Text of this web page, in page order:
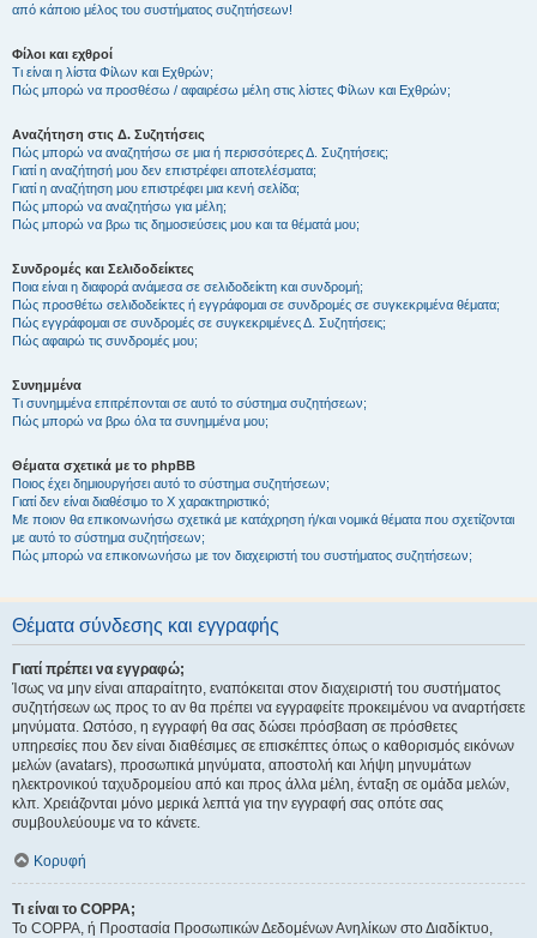
από κάποιο μέλος του συστήματος συζητήσεων!
Φίλοι και εχθροί
Τι είναι η λίστα Φίλων και Εχθρών;
Πώς μπορώ να προσθέσω / αφαιρέσω μέλη στις λίστες Φίλων και Εχθρών;
Αναζήτηση στις Δ. Συζητήσεις
Πώς μπορώ να αναζητήσω σε μια ή περισσότερες Δ. Συζητήσεις;
Γιατί η αναζήτησή μου δεν επιστρέφει αποτελέσματα;
Γιατί η αναζήτηση μου επιστρέφει μια κενή σελίδα;
Πώς μπορώ να αναζητήσω για μέλη;
Πώς μπορώ να βρω τις δημοσιεύσεις μου και τα θέματά μου;
Συνδρομές και Σελιδοδείκτες
Ποια είναι η διαφορά ανάμεσα σε σελιδοδείκτη και συνδρομή;
Πώς προσθέτω σελιδοδείκτες ή εγγράφομαι σε συνδρομές σε συγκεκριμένα θέματα;
Πώς εγγράφομαι σε συνδρομές σε συγκεκριμένες Δ. Συζητήσεις;
Πώς αφαιρώ τις συνδρομές μου;
Συνημμένα
Τι συνημμένα επιτρέπονται σε αυτό το σύστημα συζητήσεων;
Πώς μπορώ να βρω όλα τα συνημμένα μου;
Θέματα σχετικά με το phpBB
Ποιος έχει δημιουργήσει αυτό το σύστημα συζητήσεων;
Γιατί δεν είναι διαθέσιμο το Χ χαρακτηριστικό;
Με ποιον θα επικοινωνήσω σχετικά με κατάχρηση ή/και νομικά θέματα που σχετίζονται
με αυτό το σύστημα συζητήσεων;
Πώς μπορώ να επικοινωνήσω με τον διαχειριστή του συστήματος συζητήσεων;
Θέματα σύνδεσης και εγγραφής
Γιατί πρέπει να εγγραφώ;
Ίσως να μην είναι απαραίτητο, εναπόκειται στον διαχειριστή του συστήματος
συζητήσεων ως προς το αν θα πρέπει να εγγραφείτε προκειμένου να αναρτήσετε
μηνύματα. Ωστόσο, η εγγραφή θα σας δώσει πρόσβαση σε πρόσθετες
υπηρεσίες που δεν είναι διαθέσιμες σε επισκέπτες όπως ο καθορισμός εικόνων
μελών (avatars), προσωπικά μηνύματα, αποστολή και λήψη μηνυμάτων
ηλεκτρονικού ταχυδρομείου από και προς άλλα μέλη, ένταξη σε ομάδα μελών,
κλπ. Χρειάζονται μόνο μερικά λεπτά για την εγγραφή σας οπότε σας
συμβουλεύουμε να το κάνετε.
Κορυφή
Τι είναι το COPPA;
Το COPPA, ή Προστασία Προσωπικών Δεδομένων Ανηλίκων στο Διαδίκτυο,